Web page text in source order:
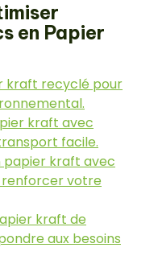
en Papier
kraft recyclé pour
kraft avec
facile.
papier kraft avec
renforcer votre
kraft de
aux besoins